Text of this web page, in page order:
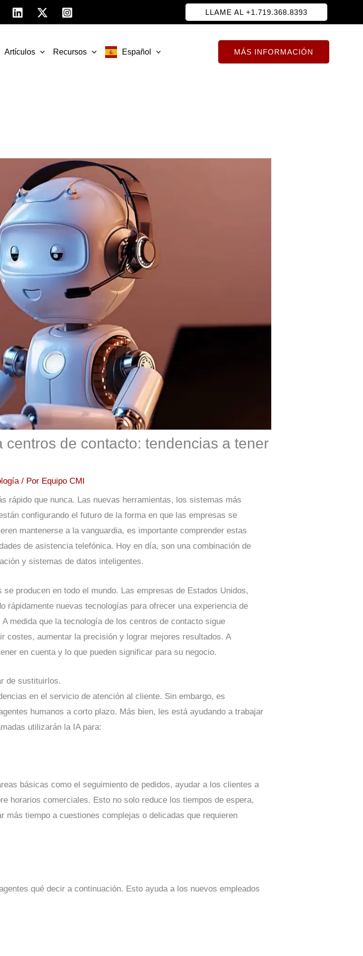
LLAME AL +1.719.368.8393
Artículos Recursos Español MÁS INFORMACIÓN
de contacto: tendencias a tener
/ Por Equipo CMI
rápido que nunca. Las nuevas herramientas, los sistemas más
configurando el futuro de la forma en que las empresas se
mantenerse a la vanguardia, es importante comprender estas
de asistencia telefónica. Hoy en día, son una combinación de
y sistemas de datos inteligentes.
producen en todo el mundo. Las empresas de Estados Unidos,
rápidamente nuevas tecnologías para ofrecer una experiencia de
medida que la tecnología de los centros de contacto sigue
costes, aumentar la precisión y lograr mejores resultados. A
en cuenta y lo que pueden significar para su negocio.
de sustituirlos.
en el servicio de atención al cliente. Sin embargo, es
humanos a corto plazo. Más bien, les está ayudando a trabajar
utilizarán la IA para:
básicas como el seguimiento de pedidos, ayudar a los clientes a
horarios comerciales. Esto no solo reduce los tiempos de espera,
más tiempo a cuestiones complejas o delicadas que requieren
qué decir a continuación. Esto ayuda a los nuevos empleados